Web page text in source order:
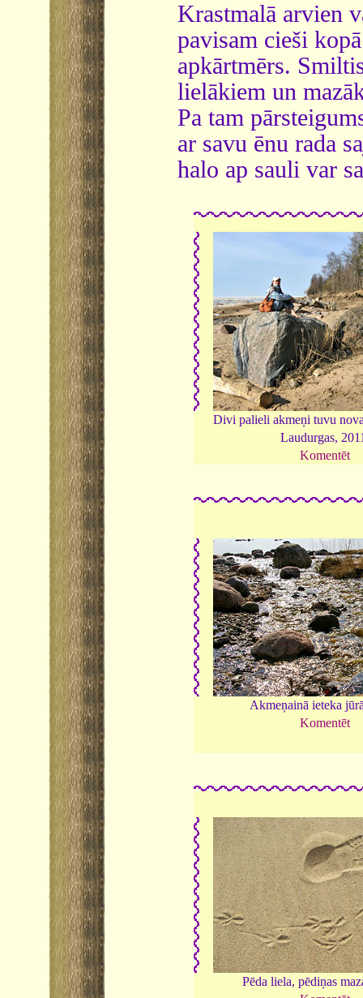
Krastmalā arvien
pavisam cieši
apkārtmērs.
lielākiem un
Pa tam
ar savu ēnu rada
halo ap sauli var
Divi palieli akmeņi tuvu
Laudurgas,
Komentēt
Akmeņainā ieteka
Komentēt
Pēda liela, pēdiņas